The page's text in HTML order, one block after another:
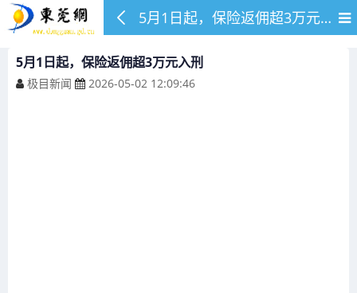
5月1日起，保险返佣超3万元入刑
5月1日起，保险返佣超3万元入刑
极目新闻 2026-05-02 12:09:46